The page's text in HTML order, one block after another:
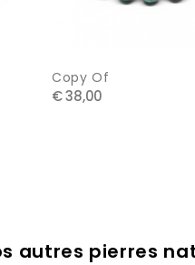
Copy Of
€ 38,00
autres pierres